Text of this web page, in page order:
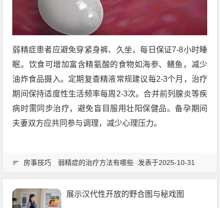
弱精症患者应避免穿紧身裤、久坐，每日保证7-8小时睡
眠。饮食可增加富含精氨酸的食物如海参、鳝鱼，减少
油炸食品摄入。定期复查精液常规建议每2-3个月，治疗
期间保持适度性生活频率每周2-3次。合并前列腺炎等疾
病时需同步治疗，避免盲目服用壮阳保健品。备孕期间
夫妻双方应共同参与调理，减少心理压力。
房事技巧 弱精症的治疗方法有哪些 发表于2025-10-31
展示汉代性开放的野合图与秘戏图